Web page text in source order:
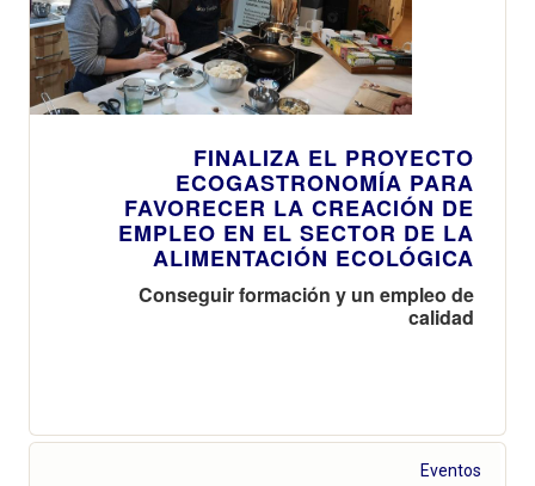
FINALIZA EL PROYECTO
ECOGASTRONOMÍA PARA
FAVORECER LA CREACIÓN DE
EMPLEO EN EL SECTOR DE LA
ALIMENTACIÓN ECOLÓGICA
Conseguir formación y un empleo de
calidad
Eventos